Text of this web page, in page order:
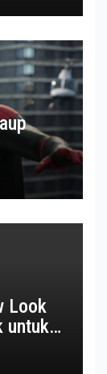
Look
untuk